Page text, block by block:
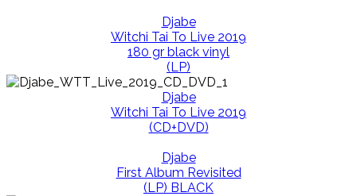
Djabe
Witchi Tai To Live 2019
180 gr black vinyl
(LP)
Djabe
Witchi Tai To Live 2019
(CD+DVD)
Djabe
First Album Revisited
(LP) BLACK